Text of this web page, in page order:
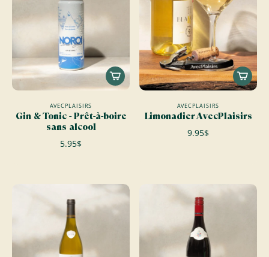
AVECPLAISIRS
Gin & Tonic - Prêt-à-boire
sans alcool
5.95$
AVECPLAISIRS
Limonadier AvecPlaisirs
9.95$